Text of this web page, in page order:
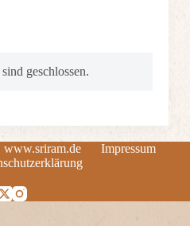
geschlossen.
www.sriram.de
Impressum